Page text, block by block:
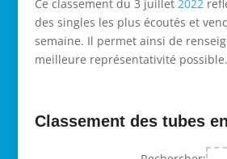
Ce classement du 3 juillet 2022
des singles les plus écoutés et
semaine. Il permet ainsi de
meilleure représentativité possible.
Classement des tubes